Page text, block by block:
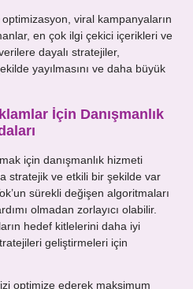
viral kampanyaların
en çok ilgi çekici içerikleri ve
dayalı stratejiler,
yayılmasını ve daha büyük
İçin Danışmanlık
için danışmanlık hizmeti
stratejik ve etkili bir şekilde var
sürekli değişen algoritmaları
olmadan zorlayıcı olabilir.
hedef kitlelerini daha iyi
geliştirmeleri için
optimize ederek maksimum